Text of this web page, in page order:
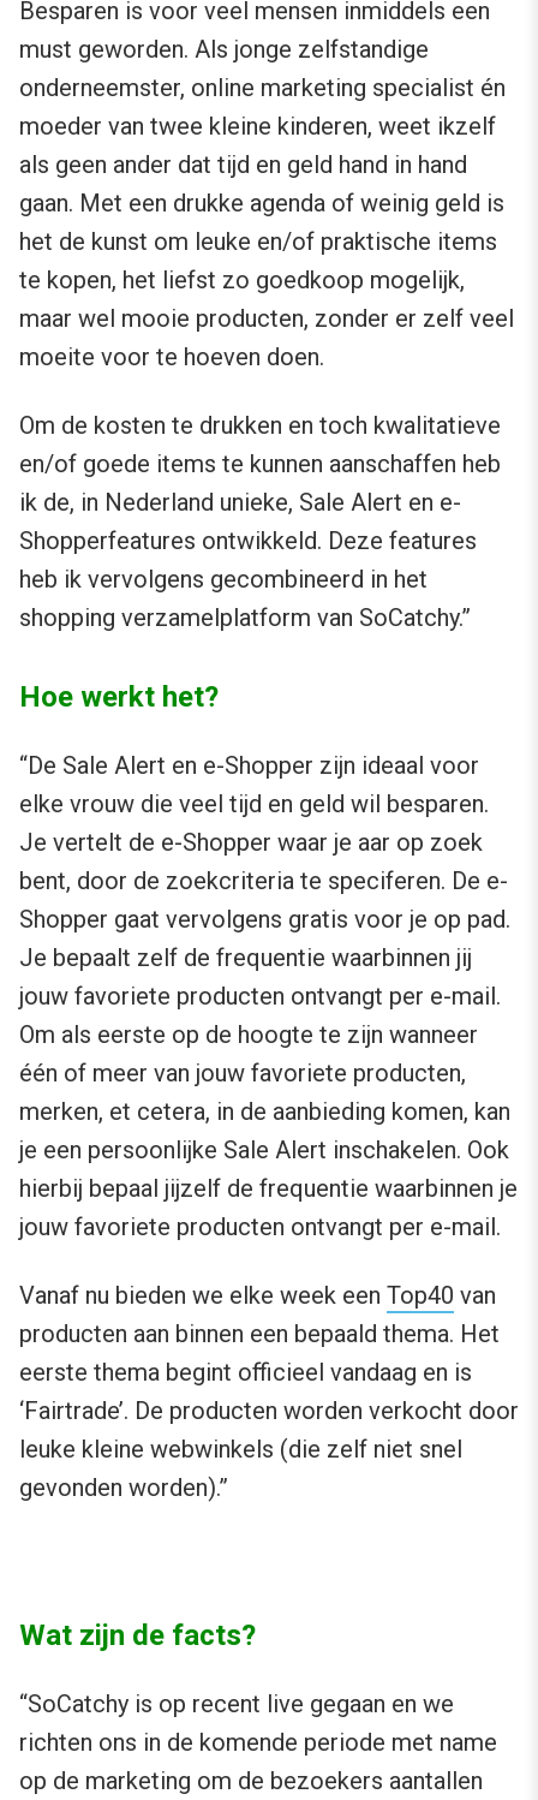
Besparen is voor veel mensen inmiddels een
must geworden. Als jonge zelfstandige
onderneemster, online marketing specialist én
moeder van twee kleine kinderen, weet ikzelf
als geen ander dat tijd en geld hand in hand
gaan. Met een drukke agenda of weinig geld is
het de kunst om leuke en/of praktische items
te kopen, het liefst zo goedkoop mogelijk,
maar wel mooie producten, zonder er zelf veel
moeite voor te hoeven doen.
Om de kosten te drukken en toch kwalitatieve
en/of goede items te kunnen aanschaffen heb
ik de, in Nederland unieke, Sale Alert en e-
Shopperfeatures ontwikkeld. Deze features
heb ik vervolgens gecombineerd in het
shopping verzamelplatform van SoCatchy.”
Hoe werkt het?
“De Sale Alert en e-Shopper zijn ideaal voor
elke vrouw die veel tijd en geld wil besparen.
Je vertelt de e-Shopper waar je aar op zoek
bent, door de zoekcriteria te speciferen. De e-
Shopper gaat vervolgens gratis voor je op pad.
Je bepaalt zelf de frequentie waarbinnen jij
jouw favoriete producten ontvangt per e-mail.
Om als eerste op de hoogte te zijn wanneer
één of meer van jouw favoriete producten,
merken, et cetera, in de aanbieding komen, kan
je een persoonlijke Sale Alert inschakelen. Ook
hierbij bepaal jijzelf de frequentie waarbinnen je
jouw favoriete producten ontvangt per e-mail.
Vanaf nu bieden we elke week een Top40 van
producten aan binnen een bepaald thema. Het
eerste thema begint officieel vandaag en is
‘Fairtrade’. De producten worden verkocht door
leuke kleine webwinkels (die zelf niet snel
gevonden worden).”
Wat zijn de facts?
“SoCatchy is op recent live gegaan en we
richten ons in de komende periode met name
op de marketing om de bezoekers aantallen